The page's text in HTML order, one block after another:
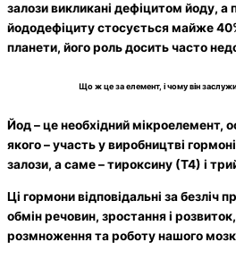
залози викликані дефіцитом йоду, а
йододефіциту стосується майже
планети, його роль досить часто
Що ж це за елемент, і чому він
Йод – це необхідний мікроелемент,
якого – участь у виробництві
залози, а саме – тироксину (Т4) і
Ці гормони відповідальні за безліч
обмін речовин, зростання і
розмноження та роботу нашого